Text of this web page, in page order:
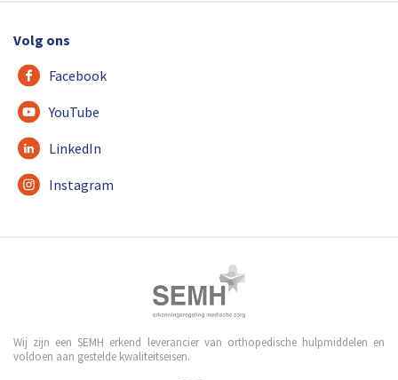
Volg ons
Facebook
YouTube
LinkedIn
Instagram
Wij zijn een SEMH erkend leverancier van orthopedische hulpmiddelen en
voldoen aan gestelde kwaliteitseisen.